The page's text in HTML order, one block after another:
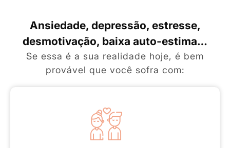
Ansiedade, depressão, estresse,
desmotivação, baixa auto-estima…
Se essa é a sua realidade hoje, é bem
provável que você sofra com: